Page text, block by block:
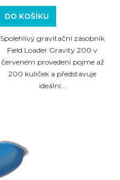
DO KOŠÍKU
Spolehlivý gravitační zásobník
Field Loader Gravity 200 v
červeném provedení pojme až
200 kuliček a představuje
ideální...